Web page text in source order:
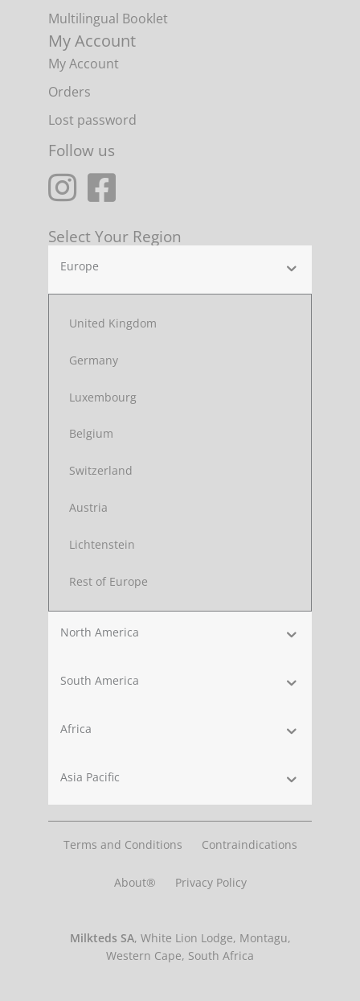
Multilingual Booklet
My Account
My Account
Orders
Lost password
Follow us
Select Your Region
Europe
United Kingdom
Germany
Luxembourg
Belgium
Switzerland
Austria
Lichtenstein
Rest of Europe
North America
South America
Africa
Asia Pacific
Terms and Conditions Contraindications
About® Privacy Policy
Milkteds SA, White Lion Lodge, Montagu,
Western Cape, South Africa